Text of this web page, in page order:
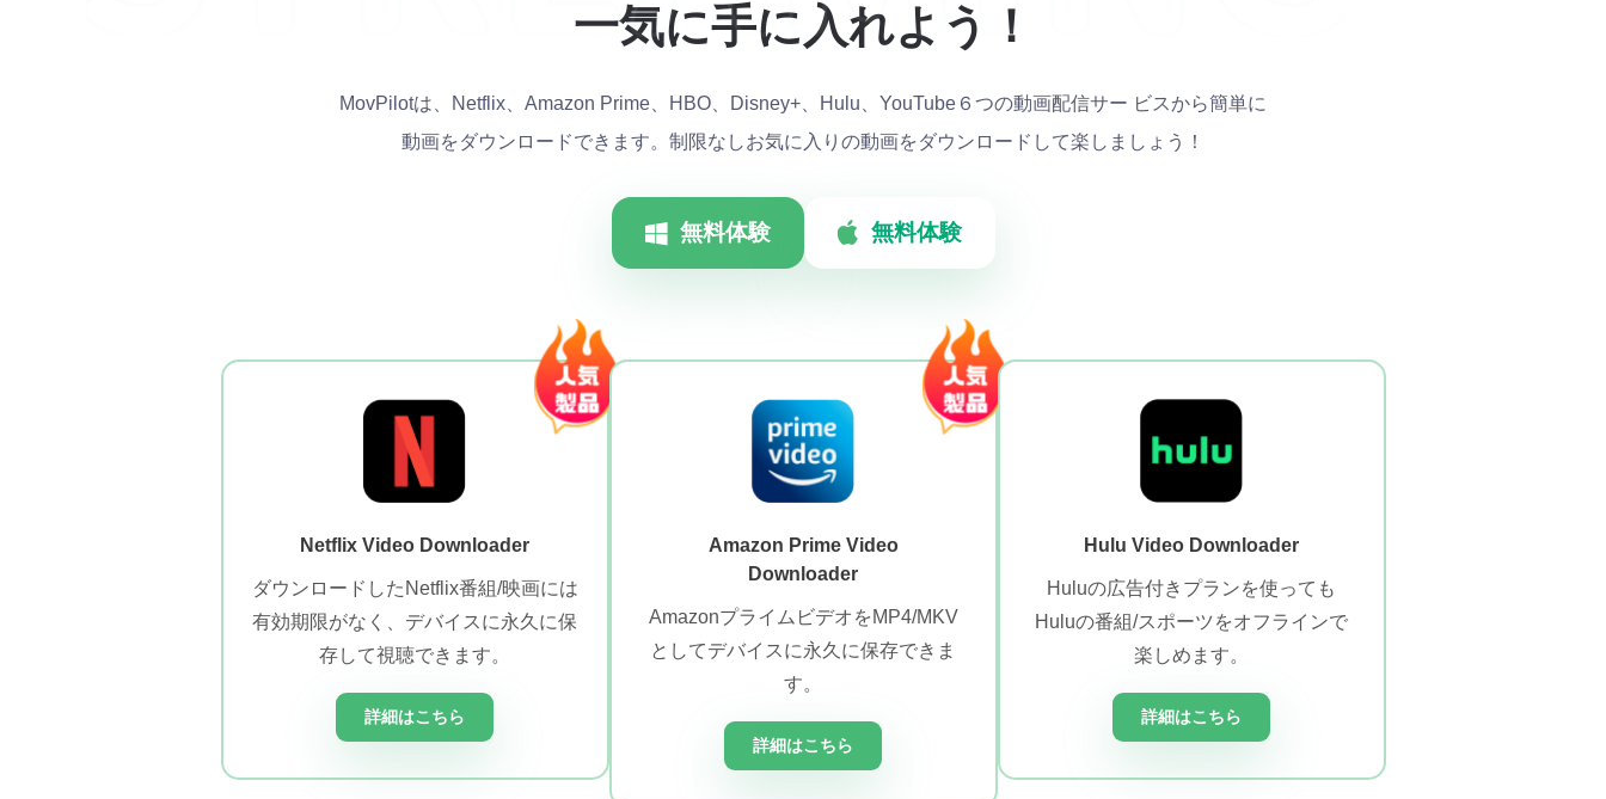
一気に手に入れよう！
MovPilotは、Netflix、Amazon Prime、HBO、Disney+、Hulu、YouTube６つの動画配信サー ビスから簡単に
動画をダウンロードできます。制限なしお気に入りの動画をダウンロードして楽しましょう！
無料体験 無料体験
Netflix Video Downloader
ダウンロードしたNetflix番組/映画には
有効期限がなく、デバイスに永久に保
存して視聴できます。
詳細はこちら
Amazon Prime Video
Downloader
AmazonプライムビデオをMP4/MKV
としてデバイスに永久に保存できま
す。
詳細はこちら
Hulu Video Downloader
Huluの広告付きプランを使っても
Huluの番組/スポーツをオフラインで
楽しめます。
詳細はこちら